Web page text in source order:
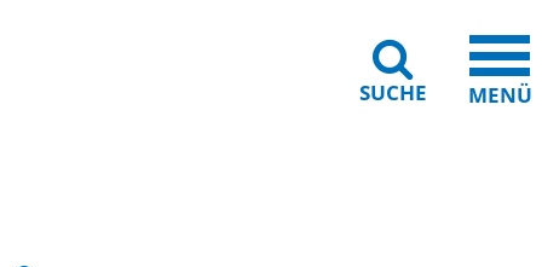
SUCHE MENÜ